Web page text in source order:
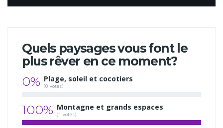
Quels paysages vous font le
plus rêver en ce moment?
0% Plage, soleil et cocotiers
(0 votes)
100% Montagne et grands espaces
(1 votes)